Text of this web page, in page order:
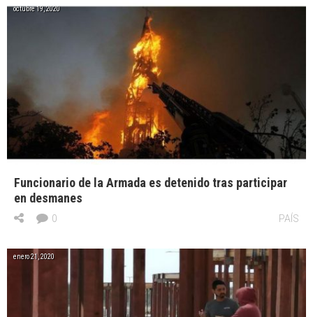
octubre 19, 2020
Funcionario de la Armada es detenido tras participar
en desmanes
PAÍS
0
enero 21, 2020